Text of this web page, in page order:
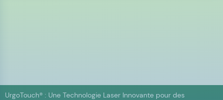
UrgoTouch® : Une Technologie Laser Innovante pour des